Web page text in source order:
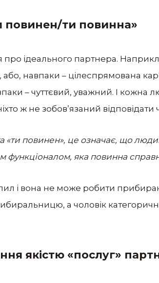
повинен/ти повинна»
ідеального партнера.
навпаки – цілеспрямована
– чуттєвий, уважний. І кожна
ж не зобов’язаний
«ти повинен», це означає, що
функціоналом, яка повинна
і вона не може робити
а чоловік
якістю «послуг»